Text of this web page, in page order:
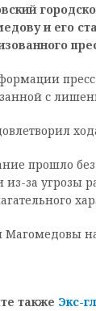
и его
с
прошло
из-за угрозы
Магомедовы
также Экс-